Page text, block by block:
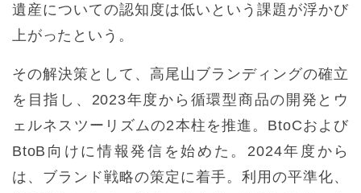
遺産についての認知度は低いという課題が浮かび
上がったという。
その解決策として、高尾山ブランディングの確立
を目指し、2023年度から循環型商品の開発とウ
ェルネスツーリズムの2本柱を推進。BtoCおよび
BtoB向けに情報発信を始めた。2024年度から
は、ブランド戦略の策定に着手。利用の平準化、